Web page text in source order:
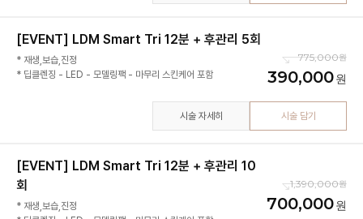
[EVENT] LDM Smart Tri 12분 + 후관리 5회
* 재생,보습,진정
775,000
390,000
시술 자세히 시술 담기
[EVENT] LDM Smart Tri 12분 + 후관리 10
회
* 재생,보습,진정
1,390,000
700,000